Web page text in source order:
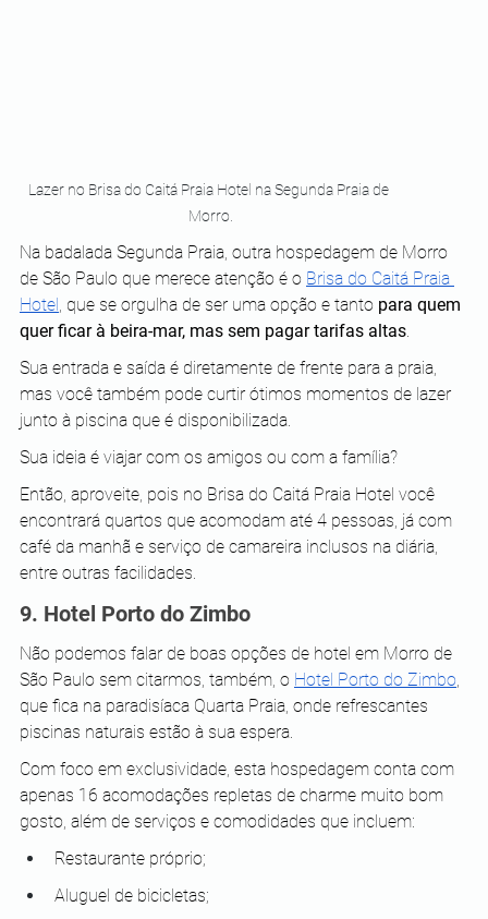
Lazer no Brisa do Caitá Praia Hotel na Segunda Praia de
Morro.
Na badalada Segunda Praia, outra hospedagem de Morro
de São Paulo que merece atenção é o Brisa do Caitá Praia
Hotel , que se orgulha de ser uma opção e tanto para quem
quer ficar à beira-mar, mas sem pagar tarifas altas.
Sua entrada e saída é diretamente de frente para a praia,
mas você também pode curtir ótimos momentos de lazer
junto à piscina que é disponibilizada.
Sua ideia é viajar com os amigos ou com a família?
Então, aproveite, pois no Brisa do Caitá Praia Hotel você
encontrará quartos que acomodam até 4 pessoas, já com
café da manhã e serviço de camareira inclusos na diária,
entre outras facilidades.
9. Hotel Porto do Zimbo
Não podemos falar de boas opções de hotel em Morro de
São Paulo sem citarmos, também, o Hotel Porto do Zimbo,
que fica na paradisíaca Quarta Praia, onde refrescantes
piscinas naturais estão à sua espera.
Com foco em exclusividade, esta hospedagem conta com
apenas 16 acomodações repletas de charme muito bom
gosto, além de serviços e comodidades que incluem:
Restaurante próprio;
Aluguel de bicicletas;